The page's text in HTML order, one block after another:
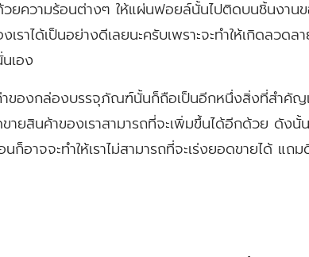
วยความร้อนต่างๆ ให้แผ่นฟอยล์นั้นไปติดบนชิ้นงานข
ราได้เป็นอย่างดีเลยนะครับเพราะจะทำให้เกิดลวด
เอง
ของกล่องบรรจุภัณฑ์นั้นก็ถือเป็นอีกหนึ่งสิ่งที่สำคัญเ
ายสินค้าของเราสามารถที่จะเพิ่มขึ้นได้อีกด้วย ดัง
ก็อาจจะทำให้เราไม่สามารถที่จะเร่งยอดขายได้ แถ